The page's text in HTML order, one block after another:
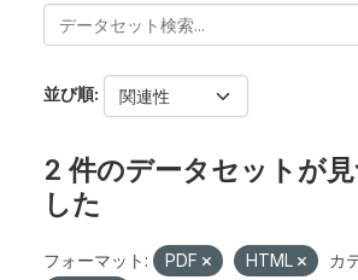
並び順
2 件のデータセットが
した
フォーマット: PDF HTML
カ